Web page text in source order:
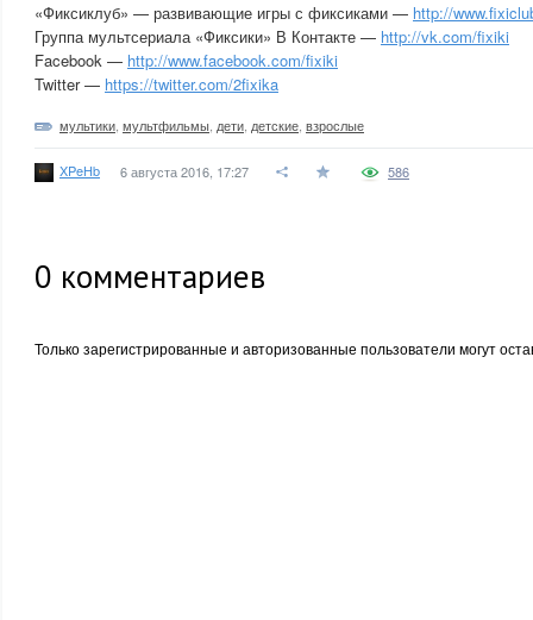
«Фиксиклуб» — развивающие игры с фиксиками — http://
Группа мультсериала «Фиксики» В Контакте — http://vk.com/fixiki
Facebook — http://www.facebook.com/fixiki
Twitter — https://twitter.com/2fixika
мультики мультфильмы дети детские взрослые
XPeHb 6 августа 2016, 17:27 586
0 комментариев
Только зарегистрированные и авторизованные пользователи могут